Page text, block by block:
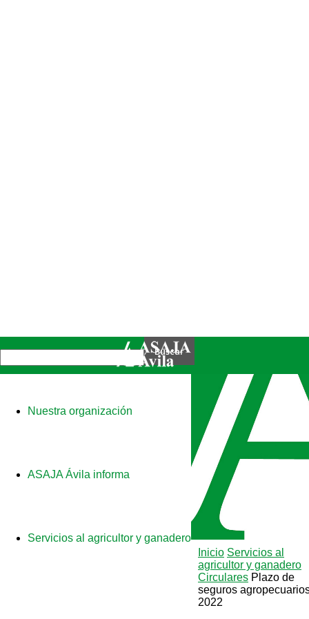
Nuestra organización
ASAJA Ávila informa
Servicios al agricultor y ganadero
Inicio Servicios al
agricultor y ganadero
Circulares Plazo de
seguros
2022